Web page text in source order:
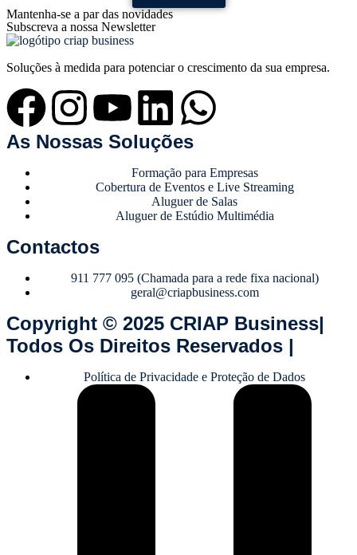
Mantenha-se a par das novidades
Subscreva a nossa Newsletter
Soluções à medida para potenciar o crescimento da sua empresa.
As Nossas Soluções
Formação para Empresas
Cobertura de Eventos e Live Streaming
Aluguer de Salas
Aluguer de Estúdio Multimédia
Contactos
911 777 095 (Chamada para a rede fixa nacional)
geral@criapbusiness.com
Copyright © 2025 CRIAP Business|
Todos Os Direitos Reservados |
Política de Privacidade e Proteção de Dados